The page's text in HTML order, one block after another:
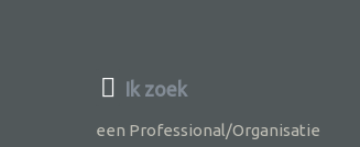
Ik zoek
een Professional/Organisatie